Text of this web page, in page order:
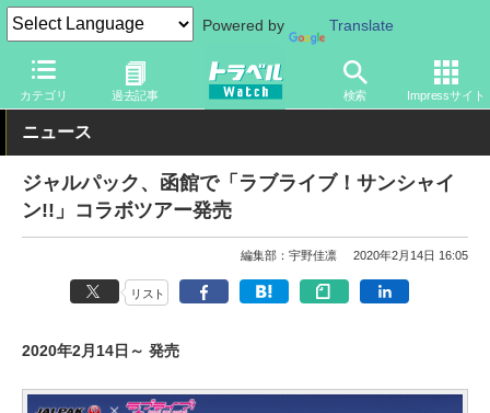
Powered by Translate
カテゴリ 過去記事 検索 Impressサイト
トラベル Watch 地域 国内旅行 北海道
ニュース
ジャルパック、函館で「ラブライブ！サンシャイ
ン!!」コラボツアー発売
編集部：宇野佳凛 2020年2月14日 16:05
リスト
2020年2月14日～ 発売